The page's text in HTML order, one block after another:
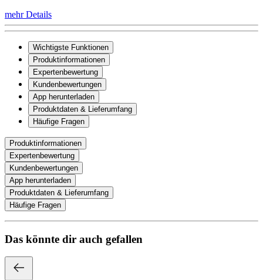
mehr Details
Wichtigste Funktionen
Produktinformationen
Expertenbewertung
Kundenbewertungen
App herunterladen
Produktdaten & Lieferumfang
Häufige Fragen
Produktinformationen
Expertenbewertung
Kundenbewertungen
App herunterladen
Produktdaten & Lieferumfang
Häufige Fragen
Das könnte dir auch gefallen